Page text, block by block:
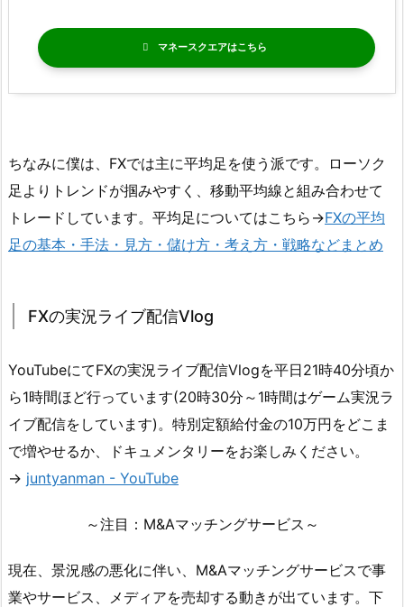
マネースクエア
ちなみに僕は、FXでは主に平均足を使う派です。ローソク
足よりトレンドが掴みやすく、移動平均線と組み合わせて
トレードしています。平均足についてはこちら→FXの平均
足の基本・手法・見方・儲け方・考え方・戦略などまとめ
FXの実況ライブ配信Vlog
YouTubeにてFXの実況ライブ配信Vlogを平日21時40分頃か
ら1時間ほど行っています(20時30分～1時間はゲーム実況ラ
イブ配信をしています)。特別定額給付金の10万円をどこま
で増やせるか、ドキュメンタリーをお楽しみください。
→ juntyanman - YouTube
～注目：M&Aマッチングサービス～
現在、景況感の悪化に伴い、M&Aマッチングサービスで事
業やサービス、メディアを売却する動きが出ています。下